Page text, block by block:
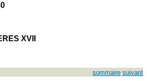
XVII
sommaire suivant